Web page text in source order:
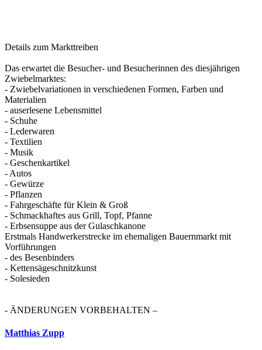
Details zum Markttreiben
Das erwartet die Besucher- und Besucherinnen des diesjährigen
Zwiebelmarktes:
- Zwiebelvariationen in verschiedenen Formen, Farben und
Materialien
- auserlesene Lebensmittel
- Schuhe
- Lederwaren
- Textilien
- Musik
- Geschenkartikel
- Autos
- Gewürze
- Pflanzen
- Fahrgeschäfte für Klein & Groß
- Schmackhaftes aus Grill, Topf, Pfanne
- Erbsensuppe aus der Gulaschkanone
Erstmals Handwerkerstrecke im ehemaligen Bauernmarkt mit
Vorführungen
- des Besenbinders
- Kettensägeschnitzkunst
- Solesieden
- ÄNDERUNGEN VORBEHALTEN –
Matthias Zupp